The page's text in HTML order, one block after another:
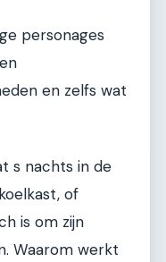
personages
en zelfs wat
s nachts in de
of
is om zijn
Waarom werkt